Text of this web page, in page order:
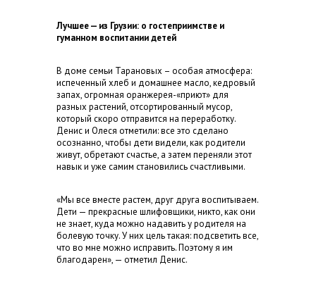
Лучшее — из Грузии: о гостеприимстве и
гуманном воспитании детей
В доме семьи Тарановых – особая атмосфера:
испеченный хлеб и домашнее масло, кедровый
запах, огромная оранжерея-«приют» для
разных растений, отсортированный мусор,
который скоро отправится на переработку.
Денис и Олеся отметили: все это сделано
осознанно, чтобы дети видели, как родители
живут, обретают счастье, а затем переняли этот
навык и уже самим становились счастливыми.
«Мы все вместе растем, друг друга воспитываем.
Дети — прекрасные шлифовщики, никто, как они
не знает, куда можно надавить у родителя на
болевую точку. У них цель такая: подсветить все,
что во мне можно исправить. Поэтому я им
благодарен», — отметил Денис.